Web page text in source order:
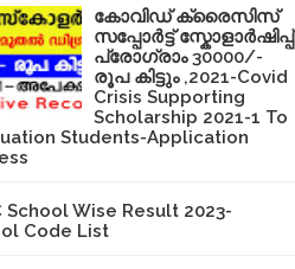
കോവിഡ് ക്രൈസിസ്
സപ്പോർട്ട് സ്കോളാർഷിപ്പ്
പ്രോഗ്രാം 30000/-
രൂപ കിട്ടും ,2021-Covid
Crisis Supporting
Scholarship 2021-1 To
Students-Application
School Wise Result 2023-
Code List